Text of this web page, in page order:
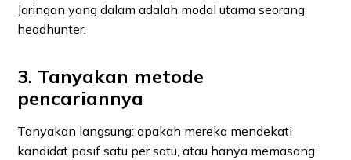
Jaringan yang dalam adalah modal utama seorang
headhunter.
3. Tanyakan metode
pencariannya
Tanyakan langsung: apakah mereka mendekati
kandidat pasif satu per satu, atau hanya memasang